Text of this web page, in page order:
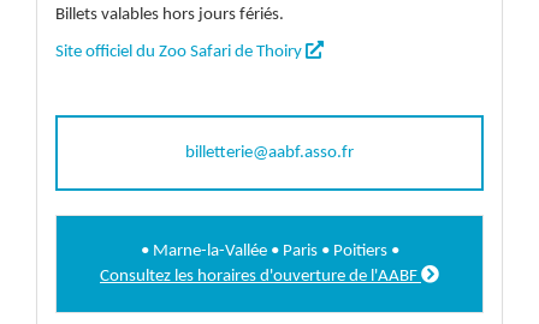
Billets valables hors jours fériés.
Site officiel du Zoo Safari de Thoiry 
billetterie@aabf.asso.fr
• Marne-la-Vallée • Paris • Poitiers •
Consultez les horaires d'ouverture de l'AABF 